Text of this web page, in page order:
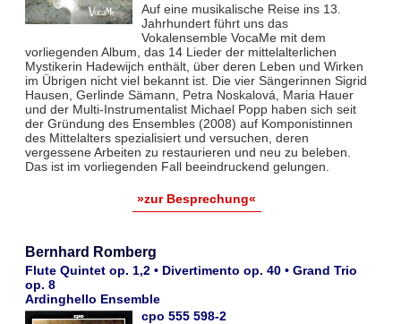
Auf eine musikalische Reise ins 13.
Jahrhundert führt uns das
Vokalensemble VocaMe mit dem
vorliegenden Album, das 14 Lieder der mittelalterlichen
Mystikerin Hadewijch enthält, über deren Leben und Wirken
im Übrigen nicht viel bekannt ist. Die vier Sängerinnen Sigrid
Hausen, Gerlinde Sämann, Petra Noskalová, Maria Hauer
und der Multi-Instrumentalist Michael Popp haben sich seit
der Gründung des Ensembles (2008) auf Komponistinnen
des Mittelalters spezialisiert und versuchen, deren
vergessene Arbeiten zu restaurieren und neu zu beleben.
Das ist im vorliegenden Fall beeindruckend gelungen.
»zur Besprechung«
Bernhard Romberg
Flute Quintet op. 1,2 • Divertimento op. 40 • Grand Trio
op. 8
Ardinghello Ensemble
cpo 555 598-2